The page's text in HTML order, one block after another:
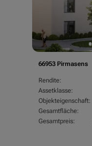
66953 Pirmasens
Rendite:
Assetklasse:
Objekteigenschaft:
Gesamtfläche:
Gesamtpreis: